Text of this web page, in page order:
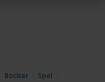
Böcker Spel